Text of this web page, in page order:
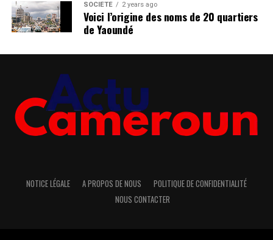
SOCIÉTÉ 2 years ago
Voici l’origine des noms de 20 quartiers
de Yaoundé
NOTICE LÉGALE A PROPOS DE NOUS
POLITIQUE DE CONFIDENTIALITÉ
NOUS CONTACTER